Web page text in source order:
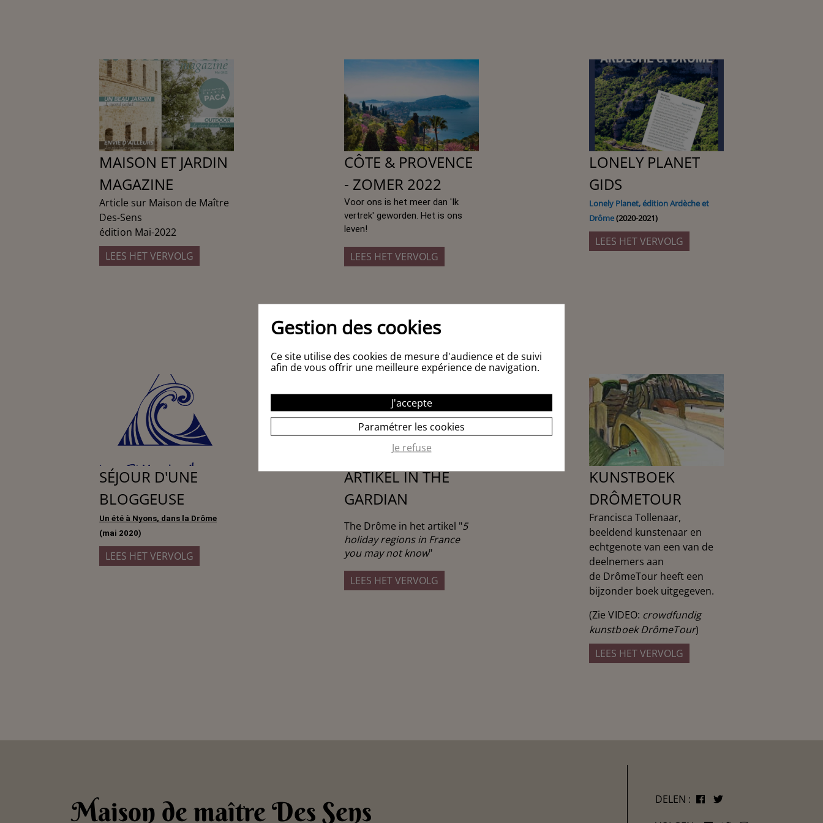
MAISON ET JARDIN
MAGAZINE
Article sur Maison de Maître
Des-Sens
édition Mai-2022
LEES HET VERVOLG
CÔTE & PROVENCE
- ZOMER 2022
Voor ons is het meer dan 'Ik
vertrek' geworden. Het is ons
leven!
LEES HET VERVOLG
LONELY PLANET
GIDS
Lonely Planet, édition Ardèche et
Drôme(2020-2021)
LEES HET VERVOLG
SÉJOUR D'UNE
BLOGGEUSE
Un été à Nyons, dans la Drôme
(mai 2020)
LEES HET VERVOLG
ARTIKEL IN THE
GARDIAN
The Drôme in het artikel "5
holiday regions in France
you may not know"
LEES HET VERVOLG
KUNSTBOEK
DRÔMETOUR
Francisca Tollenaar,
beeldend kunstenaar en
echtgenote van een van de
deelnemers aan
de DrômeTour heeft een
bijzonder boek uitgegeven.
(Zie VIDEO: crowdfundig
kunstboek DrômeTour)
LEES HET VERVOLG
Maison de maître Des Sens
DELEN :
Gestion des cookies
Ce site utilise des cookies de mesure d'audience et de suivi
afin de vous offrir une meilleure expérience de navigation.
J'accepte
Paramétrer les cookies
Je refuse